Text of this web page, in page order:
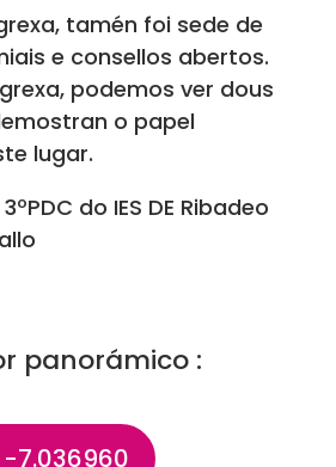
tamén foi sede de
e consellos abertos.
podemos ver dous
o papel
lugar.
do IES DE Ribadeo
panorámico :
-7.036960